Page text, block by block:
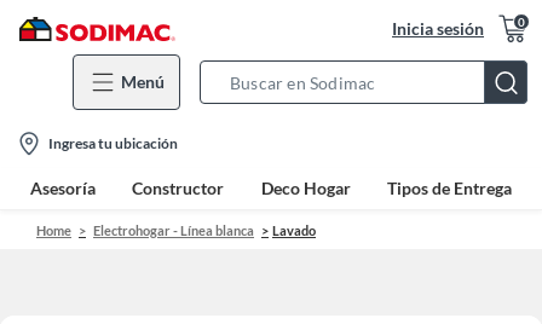
Inicia sesión 0
Menú
Bar
location-
icon
Ingresa tu ubicación
Asesoría Constructor Deco Hogar Tipos de Entrega
Home Electrohogar - Línea blanca Lavado